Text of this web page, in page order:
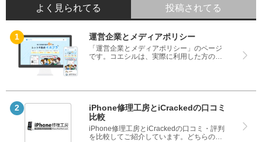
よく見られてる 投稿されてる
運営企業とメディアポリシー
「運営企業とメディアポリシー」のページ
です。コエシルは、実際に利用した方の口
なく、悪い口コミもしっかり掲載している
さい。
iPhone修理工房とiCrackedの口コミ
比較
iPhone修理工房とiCrackedの口コミ・評判
を比較してご紹介しています。どちらのサ